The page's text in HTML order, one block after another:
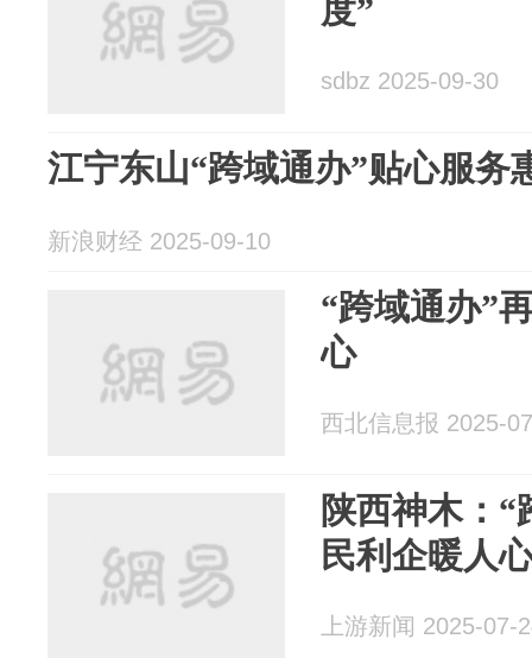
度”
sdbz 2025-09-30
江宁东山“跨域通办”贴心服务
新浪财经 2025-09-10
“跨域通办”
心
西北信息报 2025-
陕西神木：
民利企暖人
上游新闻 2025-07-